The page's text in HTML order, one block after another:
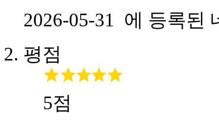
2026-05-31 에 등록된
평점
5점